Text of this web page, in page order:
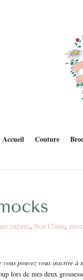
Accueil Couture
enfants,Non Classé,
vous pouvez vous inscrire
lors de mes deux